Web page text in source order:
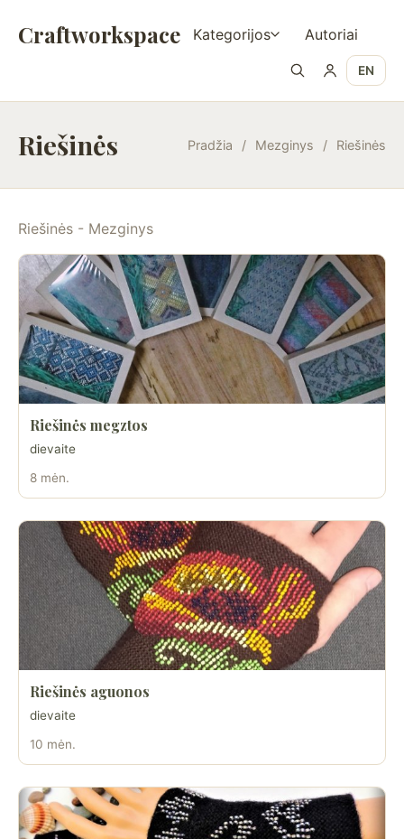
Craftworkspace Kategorijos Autoriai
EN
Riešinės Pradžia / Mezginys / Riešinės
Riešinės - Mezginys
Riešinės megztos
dievaite
8 mėn.
Riešinės aguonos
dievaite
10 mėn.